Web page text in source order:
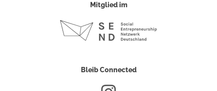
Mitglied im
Bleib Connected